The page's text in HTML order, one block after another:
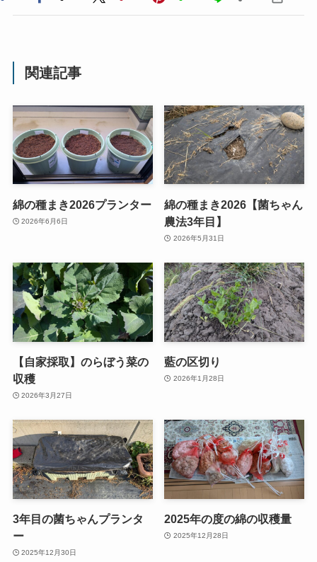
関連記事
綿の種まき2026プランター
2026年6月6日
綿の種まき2026【菌ちゃん
農法3年目】
2026年5月31日
【自家採取】のらぼう菜の
収穫
2026年3月27日
藍の区切り
2026年1月28日
3年目の菌ちゃんプランタ
ー
2025年12月30日
2025年の度の綿の収穫量
2025年12月28日